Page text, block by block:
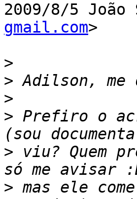
2009/8/5 João
gmail.com>
>
>
>
> Prefiro o
> viu? Quem
> mas ele